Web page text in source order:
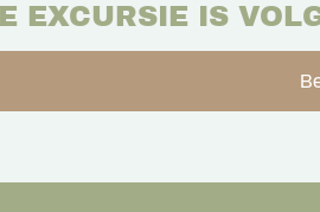
EXCURSIE IS